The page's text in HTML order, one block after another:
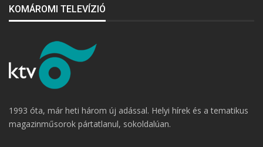
KOMÁROMI TELEVÍZIÓ
1993 óta, már heti három új adással. Helyi hírek és a tematikus
magazinműsorok pártatlanul, sokoldalúan.